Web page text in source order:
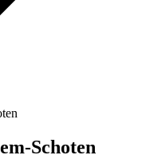
Schoten